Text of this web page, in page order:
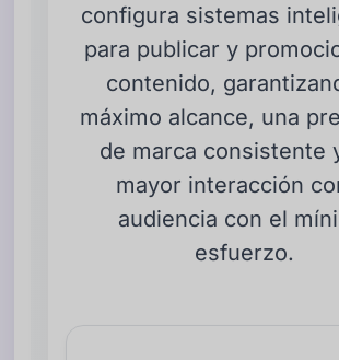
configura sistemas
para publicar y
contenido,
máximo alcance, una
de marca consistente
mayor interacción
audiencia con el
esfuerzo.